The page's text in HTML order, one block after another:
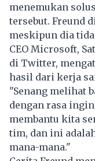
menemukan
tersebut. Freund
meskipun dia
CEO Microsoft,
di Twitter,
hasil dari kerja
"Senang melihat
dengan rasa
membantu kita
tim, dan ini
mana-mana."